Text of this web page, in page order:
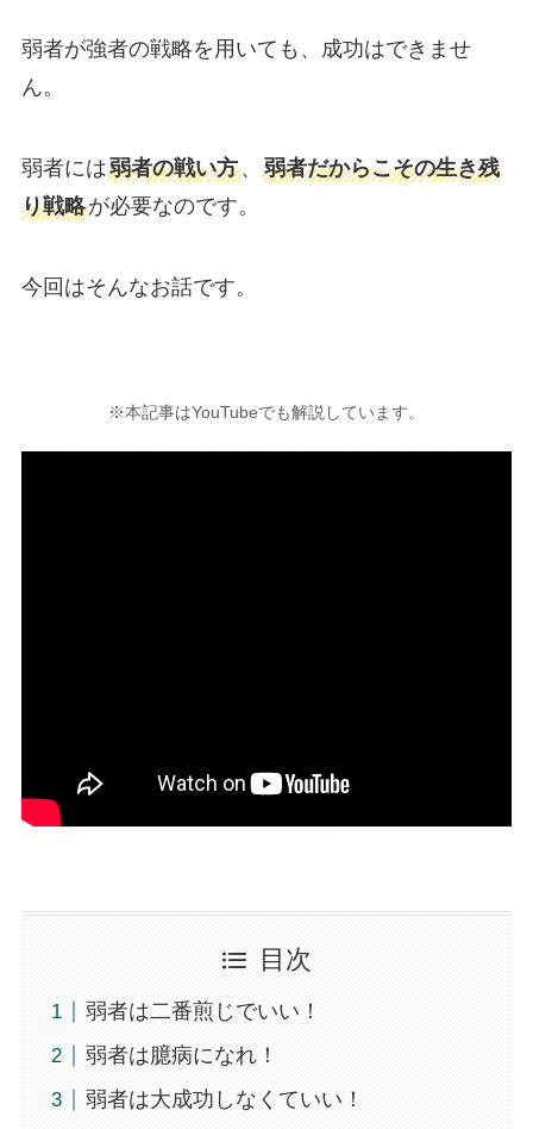
弱者が強者の戦略を用いても、成功はできませ
ん。
弱者には弱者の戦い方、 弱者だからこその生き残
り戦略が必要なのです。
今回はそんなお話です。
※本記事はYouTubeでも解説しています。
目次
弱者は二番煎じでいい！
弱者は臆病になれ！
弱者は大成功しなくていい！